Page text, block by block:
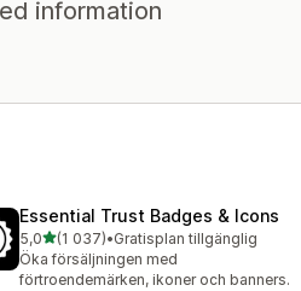
information
Essential Trust Badges & Icons
5,0av 5 stjärnor
(1 037)
1037 recensioner totalt
•Gratisplan tillgänglig
Öka försäljningen med
förtroendemärken, ikoner och banners.